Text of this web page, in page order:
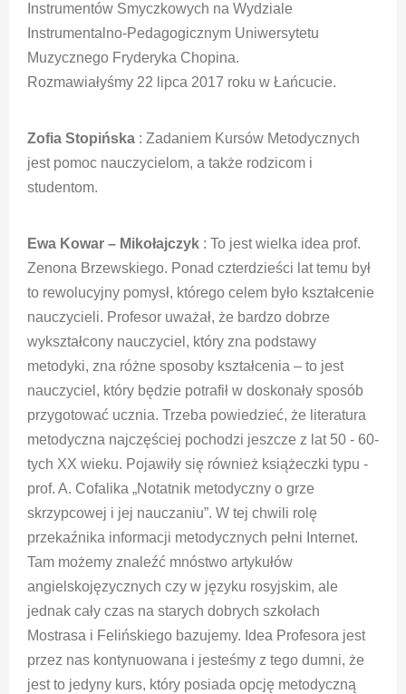
Instrumentów Smyczkowych na Wydziale
Instrumentalno-Pedagogicznym Uniwersytetu
Muzycznego Fryderyka Chopina.
Rozmawiałyśmy 22 lipca 2017 roku w Łańcucie.
Zofia Stopińska : Zadaniem Kursów Metodycznych
jest pomoc nauczycielom, a także rodzicom i
studentom.
Ewa Kowar – Mikołajczyk : To jest wielka idea prof.
Zenona Brzewskiego. Ponad czterdzieści lat temu był
to rewolucyjny pomysł, którego celem było kształcenie
nauczycieli. Profesor uważał, że bardzo dobrze
wykształcony nauczyciel, który zna podstawy
metodyki, zna różne sposoby kształcenia – to jest
nauczyciel, który będzie potrafił w doskonały sposób
przygotować ucznia. Trzeba powiedzieć, że literatura
metodyczna najczęściej pochodzi jeszcze z lat 50 - 60-
tych XX wieku. Pojawiły się również książeczki typu -
prof. A. Cofalika „Notatnik metodyczny o grze
skrzypcowej i jej nauczaniu”. W tej chwili rolę
przekaźnika informacji metodycznych pełni Internet.
Tam możemy znaleźć mnóstwo artykułów
angielskojęzycznych czy w języku rosyjskim, ale
jednak cały czas na starych dobrych szkołach
Mostrasa i Felińskiego bazujemy. Idea Profesora jest
przez nas kontynuowana i jesteśmy z tego dumni, że
jest to jedyny kurs, który posiada opcję metodyczną